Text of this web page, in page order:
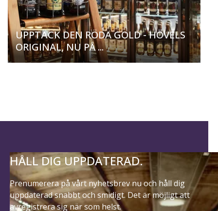
UPPTÄCK DEN RÖDA GOLD - HÖVELS
ORIGINAL, NU PÅ ...
HÅLL DIG UPPDATERAD.
Prenumerera på vårt nyhetsbrev nu och håll dig
uppdaterad snabbt och smidigt. Det är möjligt att
avregistrera sig när som helst.